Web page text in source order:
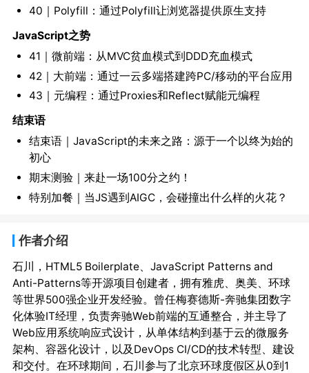
40｜Polyfill：通过Polyfill让浏览器提供原生支持
JavaScript之势
41｜微前端：从MVC贫血模式到DDD充血模式
42｜大前端：通过一云多端搭建跨PC/移动的平台应用
43｜元编程：通过Proxies和Reflect赋能元编程
结束语
结束语｜JavaScript的未来之路：源于一个以终为始的
初心
期末测验｜来赴一场100分之约！
特别加餐｜当JS遇到AIGC，会碰撞出什么样的火花？
作者介绍
石川，HTML5 Boilerplate、JavaScript Patterns and
Anti-Patterns等开源项目创建者，拥有雅虎、奥美、环球
等世界500强企业开发经验。曾任梅赛德斯-奔驰集团数字
化体验IT经理，负责奔驰Web前端的互通整合，并主导了
Web应用系统响应式设计，从单体结构到基于云的微服务
架构、容器化设计，以及DevOps CI/CD的技术转型、建设
和交付。在环球期间，石川参与了北京环球度假区从0到1